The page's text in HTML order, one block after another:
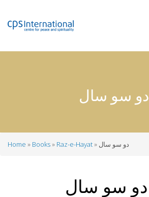
content
دو سو سال
Home Books Raz-e-Hayat دو سو سال
دو سو سال